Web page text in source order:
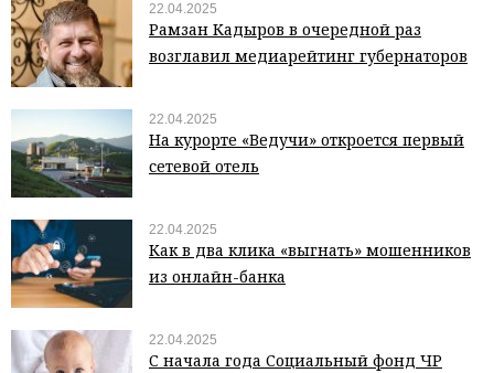
22.04.2025
Рамзан Кадыров в очередной раз
возглавил медиарейтинг губернаторов
22.04.2025
На курорте «Ведучи» откроется первый
сетевой отель
22.04.2025
Как в два клика «выгнать» мошенников
из онлайн-банка
22.04.2025
С начала года Социальный фонд ЧР